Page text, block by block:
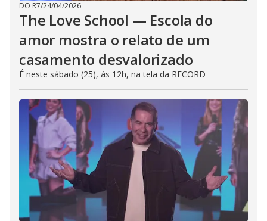
DO R7/24/04/2026
The Love School — Escola do
amor mostra o relato de um
casamento desvalorizado
É neste sábado (25), às 12h, na tela da RECORD